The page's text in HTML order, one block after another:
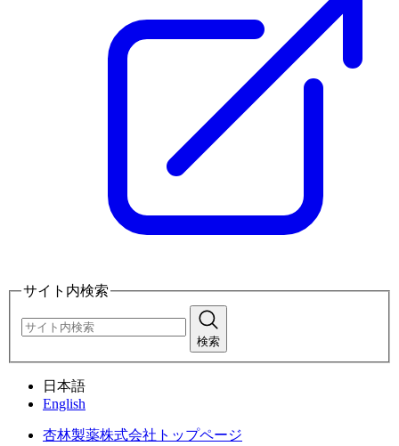
サイト内検索
検索
日本語
English
杏林製薬株式会社トップページ